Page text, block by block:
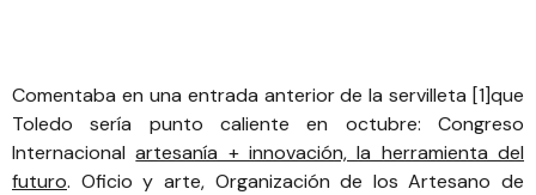
Comentaba en una entrada anterior de la servilleta [1]que
Toledo sería punto caliente en octubre: Congreso
Internacionalartesanía + innovación, la herramienta del
futuro. Oficio y arte, Organización de los Artesano de